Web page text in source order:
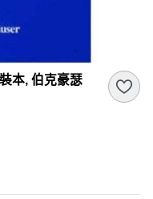
本, 伯克豪瑟